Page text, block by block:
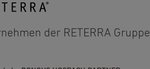
der RETERRA Gruppe